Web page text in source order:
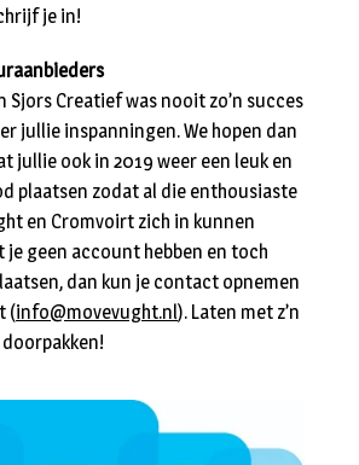
je in!
Sjors Creatief was nooit zo’n succes
jullie inspanningen. We hopen dan
jullie ook in 2019 weer een leuk en
plaatsen zodat al die enthousiaste
en Cromvoirt zich in kunnen
je geen account hebben en toch
dan kun je contact opnemen
(info@movevught.nl). Laten met z’n